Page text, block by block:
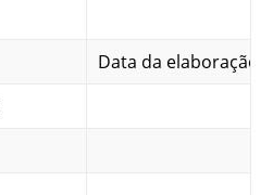
Data da elaboração: